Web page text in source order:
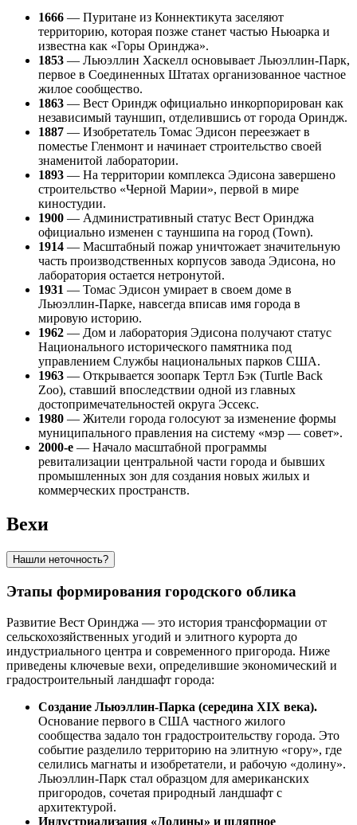
1666 — Пуритане из Коннектикута заселяют
территорию, которая позже станет частью Ньюарка и
известна как «Горы Оринджа».
1853 — Льюэллин Хаскелл основывает Льюэллин-Парк,
первое в Соединенных Штатах организованное частное
жилое сообщество.
1863 — Вест Ориндж официально инкорпорирован как
независимый тауншип, отделившись от города Ориндж.
1887 — Изобретатель Томас Эдисон переезжает в
поместье Гленмонт и начинает строительство своей
знаменитой лаборатории.
1893 — На территории комплекса Эдисона завершено
строительство «Черной Марии», первой в мире
киностудии.
1900 — Административный статус Вест Оринджа
официально изменен с тауншипа на город (Town).
1914 — Масштабный пожар уничтожает значительную
часть производственных корпусов завода Эдисона, но
лаборатория остается нетронутой.
1931 — Томас Эдисон умирает в своем доме в
Льюэллин-Парке, навсегда вписав имя города в
мировую историю.
1962 — Дом и лаборатория Эдисона получают статус
Национального исторического памятника под
управлением Службы национальных парков США.
1963 — Открывается зоопарк Тертл Бэк (Turtle Back
Zoo), ставший впоследствии одной из главных
достопримечательностей округа Эссекс.
1980 — Жители города голосуют за изменение формы
муниципального правления на систему «мэр — совет».
2000-е — Начало масштабной программы
ревитализации центральной части города и бывших
промышленных зон для создания новых жилых и
коммерческих пространств.
Вехи
Нашли неточность?
Этапы формирования городского облика
Развитие Вест Оринджа — это история трансформации от
сельскохозяйственных угодий и элитного курорта до
индустриального центра и современного пригорода. Ниже
приведены ключевые вехи, определившие экономический и
градостроительный ландшафт города:
Создание Льюэллин-Парка (середина XIX века).
Основание первого в США частного жилого
сообщества задало тон градостроительству города. Это
событие разделило территорию на элитную «гору», где
селились магнаты и изобретатели, и рабочую «долину».
Льюэллин-Парк стал образцом для американских
пригородов, сочетая природный ландшафт с
архитектурой.
Индустриализация «Долины» и шляпное